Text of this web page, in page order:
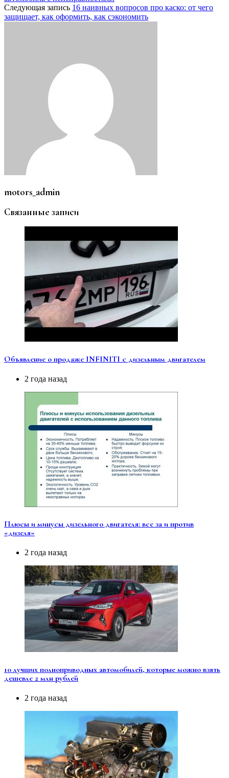
Следующая запись 16 наивных вопросов про каско: от чего
защищает, как оформить, как сэкономить
motors_admin
Связанные записи
Объявление о продаже INFINITI с дизельным двигателем
2 года назад
Плюсы и минусы дизельного двигателя: все за и против
«дизеля»
2 года назад
10 лучших полноприводных автомобилей, которые можно взять
дешевле 2 млн рублей
2 года назад